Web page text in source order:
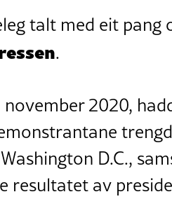
talt med eit pang
.
2020,
D.C.,
resultatet av